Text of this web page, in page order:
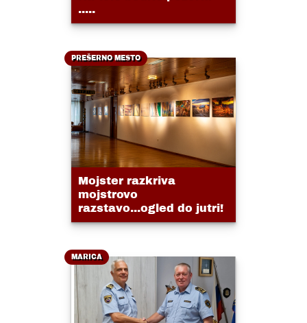
.....
PREŠERNO MESTO
Mojster razkriva
mojstrovo
razstavo...ogled do jutri!
MARICA